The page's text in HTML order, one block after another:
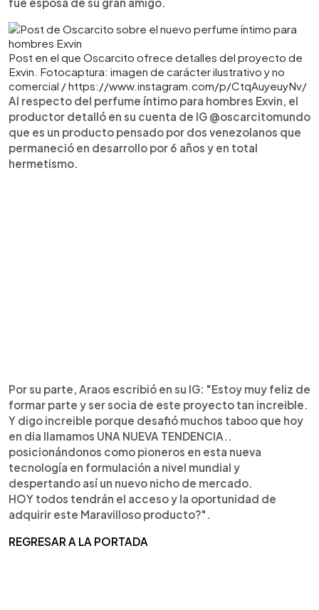
Post en el que Oscarcito ofrece detalles del proyecto de
Exvin. Fotocaptura: imagen de carácter ilustrativo y no
comercial / https://www.instagram.com/p/CtqAuyeuyNv/
Al respecto del perfume íntimo para hombres Exvin, el
productor detalló en su cuenta de IG @oscarcitomundo
que es un producto pensado por dos venezolanos que
permaneció en desarrollo por 6 años y en total
hermetismo.
Por su parte, Araos escribió en su IG: "Estoy muy feliz de
formar parte y ser socia de este proyecto tan increible.
Y digo increible porque desafió muchos taboo que hoy
en dia llamamos UNA NUEVA TENDENCIA..
posicionándonos como pioneros en esta nueva
tecnología en formulación a nivel mundial y
despertando así un nuevo nicho de mercado.
HOY todos tendrán el acceso y la oportunidad de
adquirir este Maravilloso producto?".
REGRESAR A LA PORTADA